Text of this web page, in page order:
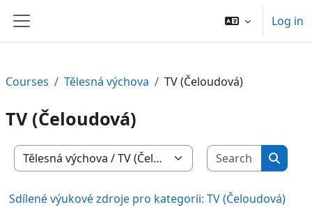
Side panel
Log in
Courses Tělesná výchova TV (Čeloudová)
TV (Čeloudová)
Course categories
Search
Sdílené výukové zdroje pro kategorii: TV (Čeloudová)